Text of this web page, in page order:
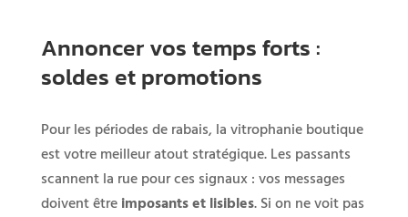
Annoncer vos temps forts :
soldes et promotions
Pour les périodes de rabais, la vitrophanie boutique
est votre meilleur atout stratégique. Les passants
scannent la rue pour ces signaux : vos messages
doivent êtreimposants et lisibles. Si on ne voit pas